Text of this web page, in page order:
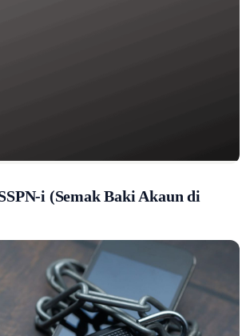
i (Semak Baki Akaun di